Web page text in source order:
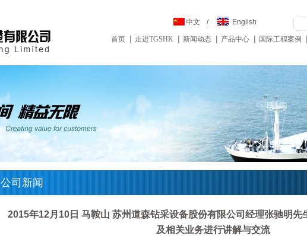
中文 / English
首页 走进TGSHK 新闻动态 产品中心 国际工程案例
公司新闻
2015年12月10日 马鞍山 苏州道森钻采设备股份有限公司经理张驰明先
及相关业务进行讲解与交流